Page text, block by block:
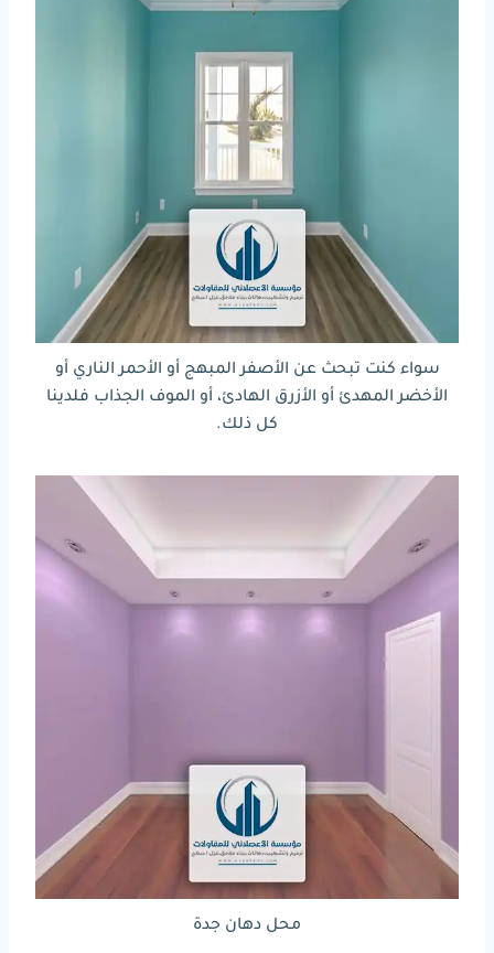
سواء كنت تبحث عن الأصفر المبهج أو الأحمر الناري أو
الأخضر المهدئ أو الأزرق الهادئ، أو الموف الجذاب فلدينا
كل ذلك.
محل دهان جدة